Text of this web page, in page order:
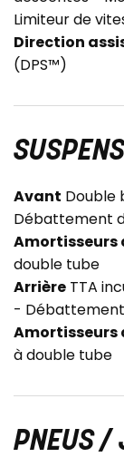
Limiteur de
Direction
(DPS™)
Avant Double
Débattement
Amortisseurs
double tube
Arrière TTA
-
Amortisseurs
à double tube
PNEUS /